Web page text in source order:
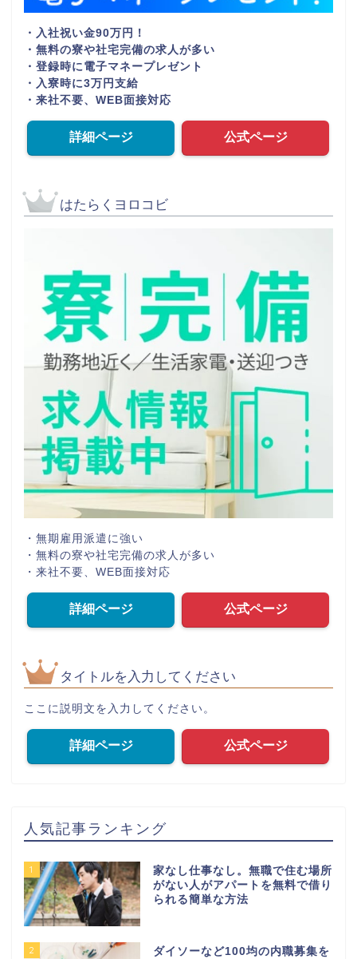
・入社祝い金90万円！
・無料の寮や社宅完備の求人が多い
・登録時に電子マネープレゼント
・入寮時に3万円支給
・来社不要、WEB面接対応
詳細ページ 公式ページ
はたらくヨロコビ
・無期雇用派遣に強い
・無料の寮や社宅完備の求人が多い
・来社不要、WEB面接対応
詳細ページ 公式ページ
タイトルを入力してください
ここに説明文を入力してください。
詳細ページ 公式ページ
人気記事ランキング
1
家なし仕事なし。無職で住む場所
がない人がアパートを無料で借り
られる簡単な方法
2
ダイソーなど100均の内職募集を